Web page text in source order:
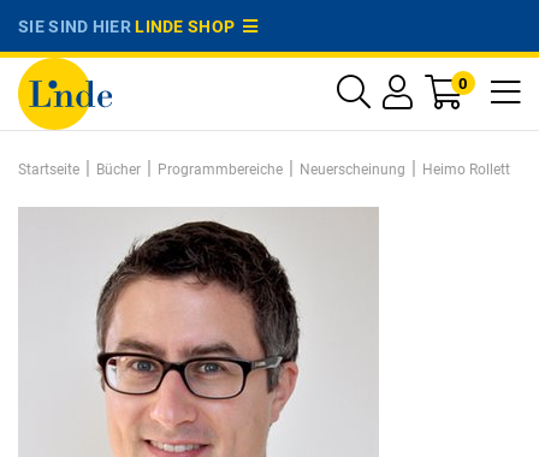
SIE SIND HIERLINDE SHOP
0
Startseite | Bücher | Programmbereiche | Neuerscheinung | Heimo Rollett